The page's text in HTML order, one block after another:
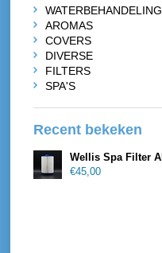
WATERBEHANDELING
AROMAS
COVERS
DIVERSE
FILTERS
SPA'S
Recent bekeken
€45,00